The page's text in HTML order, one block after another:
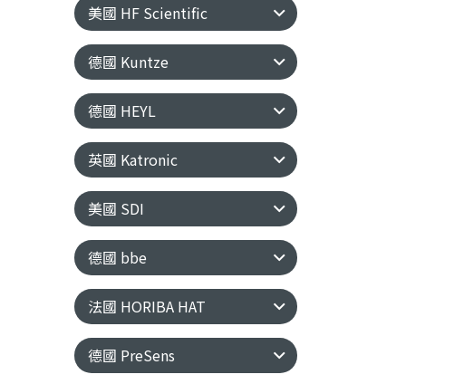
美國 HF Scientific
德國 Kuntze
德國 HEYL
英國 Katronic
美國 SDI
德國 bbe
法國 HORIBA HAT
德國 PreSens